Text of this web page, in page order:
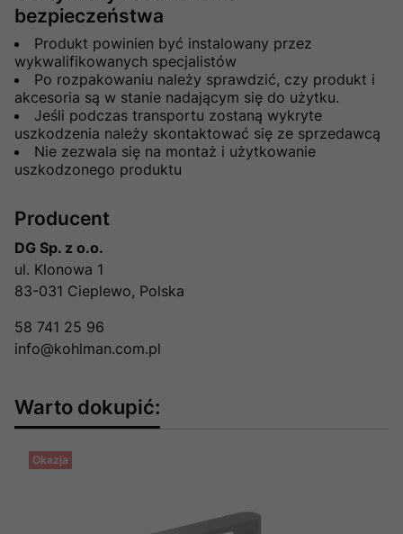
bezpieczeństwa
Produkt powinien być instalowany przez
wykwalifikowanych specjalistów
Po rozpakowaniu należy sprawdzić, czy produkt i
akcesoria są w stanie nadającym się do użytku.
Jeśli podczas transportu zostaną wykryte
uszkodzenia należy skontaktować się ze sprzedawcą
Nie zezwala się na montaż i użytkowanie
uszkodzonego produktu
Producent
DG Sp. z o.o.
ul. Klonowa 1
83-031 Cieplewo, Polska
58 741 25 96
info@kohlman.com.pl
Warto dokupić:
Okazja